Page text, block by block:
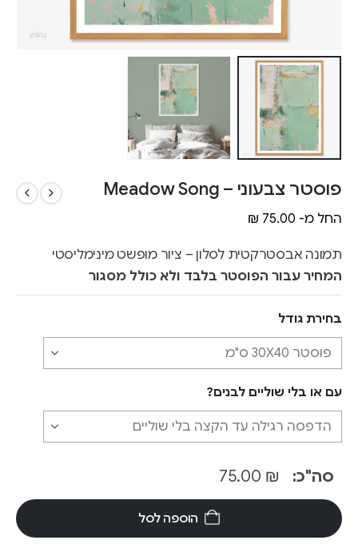
פוסטר צבעוני – Meadow Song
החל מ- ₪ 75.00
תמונה אבסטרקטית לסלון – ציור מופשט מינימליסטי
המחיר עבור הפוסטר בלבד ולא כולל מסגור
בחירת גודל
עם או בלי שוליים לבנים?
סה"כ: ₪
הוספה לסל